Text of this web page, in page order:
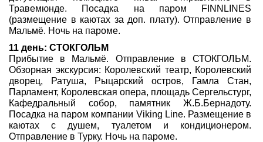
Травемюнде. Посадка на паром FINNLINES
(размещение в каютах за доп. плату). Отправление в
Мальмё. Ночь на пароме.
11 день: СТОКГОЛЬМ
Прибытие в Мальмё. Отправление в СТОКГОЛЬМ.
Обзорная экскурсия: Королевский театр, Королевский
дворец, Ратуша, Рыцарский остров, Гамла Стан,
Парламент, Королевская опера, площадь Сергельстург,
Кафедральный собор, памятник Ж.Б.Бернадоту.
Посадка на паром компании Viking Line. Размещение в
каютах с душем, туалетом и кондиционером.
Отправление в Турку. Ночь на пароме.